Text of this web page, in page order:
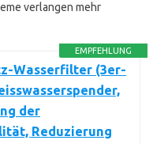
verlangen mehr
EMPFEHLUNG
Wasserfilter (3er-
der
Reduzierung